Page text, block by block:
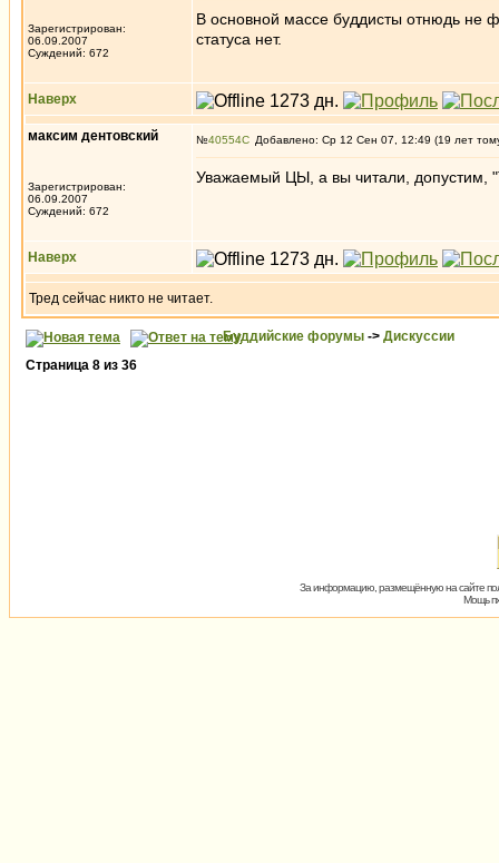
Зарегистрирован:
06.09.2007
Суждений: 672
В основной массе буддисты отнюдь не
статуса нет.
Наверх
максим дентовский
Зарегистрирован:
06.09.2007
Суждений: 672
№40554 Добавлено: Ср 12 Сен 07, 12:49 (19 лет
Уважаемый ЦЫ, а вы читали, допустим,
Наверх
Тред сейчас никто не читает.
Буддийские форумы -> Дискуссии
Страница 8 из 36
За информацию, размещённую на сайте
Мощь